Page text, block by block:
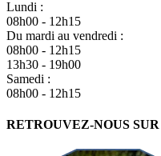
Lundi :
08h00 - 12h15
Du mardi au vendredi :
08h00 - 12h15
13h30 - 19h00
Samedi :
08h00 - 12h15
RETROUVEZ-NOUS SUR